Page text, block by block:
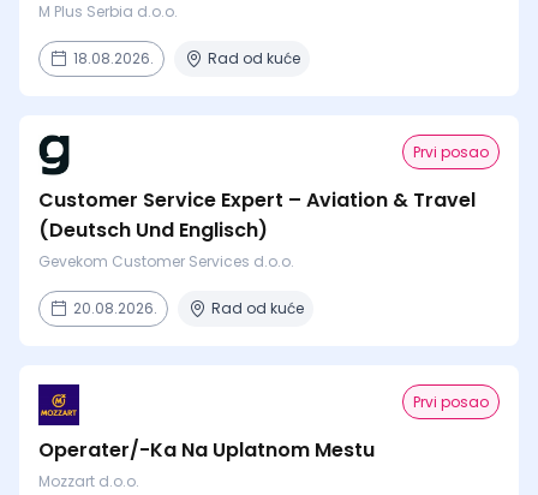
M Plus Serbia d.o.o.
18.08.2026. Rad od kuće
Prvi posao
Customer Service Expert – Aviation & Travel
(Deutsch Und Englisch)
Gevekom Customer Services d.o.o.
20.08.2026. Rad od kuće
Prvi posao
Operater/-Ka Na Uplatnom Mestu
Mozzart d.o.o.